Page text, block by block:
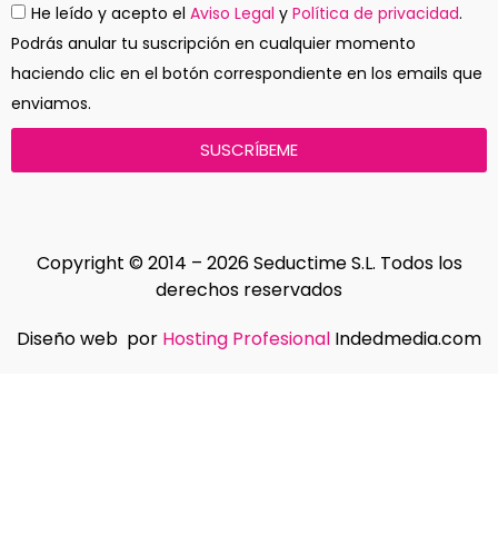
He leído y acepto el Aviso Legal y Política de privacidad.
Podrás anular tu suscripción en cualquier momento
haciendo clic en el botón correspondiente en los emails que
enviamos.
SUSCRÍBEME
Copyright © 2014 – 2026 Seductime S.L. Todos los
derechos reservados
Diseño web por Hosting Profesional Indedmedia.com